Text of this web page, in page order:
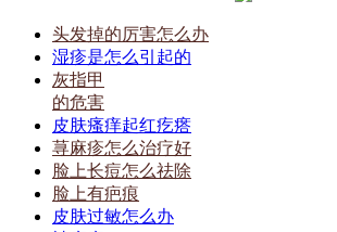
头发掉的厉害怎么办
湿疹是怎么引起的
灰指甲
的危害
皮肤瘙痒起红疙瘩
荨麻疹怎么治疗好
脸上长痘怎么祛除
脸上有疤痕
皮肤过敏怎么办